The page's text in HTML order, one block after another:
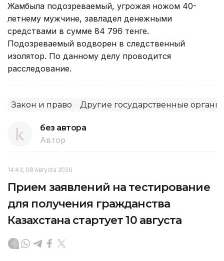
Жамбыла подозреваемый, угрожая ножом 40-
летнему мужчине, завладел денежными
средствами в сумме 84 796 тенге.
Подозреваемый водворен в следственный
изолятор. По данному делу проводится
расследование.
Закон и право Другие государственные органы
без автора
Автор
14:43, 08 Августа 2026
Прием заявлений на тестирование
для получения гражданства
Казахстана стартует 10 августа